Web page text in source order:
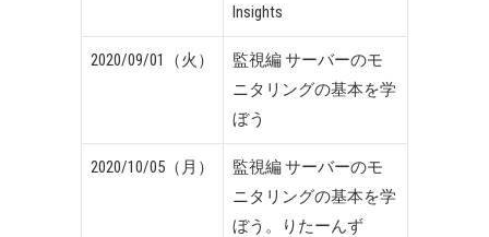
Insights
2020/09/01（火）
監視編 サーバーのモ
ニタリングの基本を学
ぼう
2020/10/05（月）
監視編 サーバーのモ
ニタリングの基本を学
ぼう。りたーんず